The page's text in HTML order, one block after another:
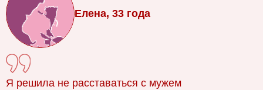
Елена, 33 года
Я решила не расставаться с мужем